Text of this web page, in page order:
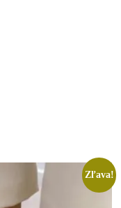
Zľava!